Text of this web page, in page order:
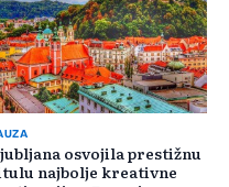
osvojila prestižnu
najbolje kreativne